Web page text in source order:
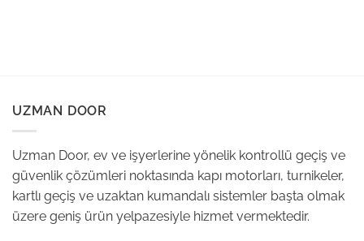
UZMAN DOOR
Uzman Door, ev ve işyerlerine yönelik kontrollü geçiş ve
güvenlik çözümleri noktasında kapı motorları, turnikeler,
kartlı geçiş ve uzaktan kumandalı sistemler başta olmak
üzere geniş ürün yelpazesiyle hizmet vermektedir.